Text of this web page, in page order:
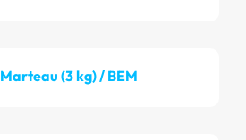
Marteau (3 kg) / BEM